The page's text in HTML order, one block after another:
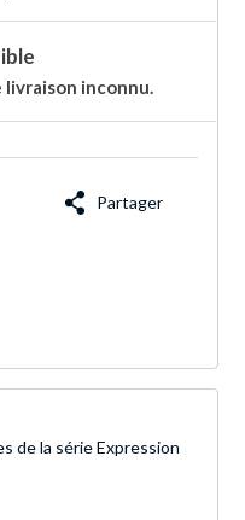
livraison inconnu.
Partager
de la série Expression